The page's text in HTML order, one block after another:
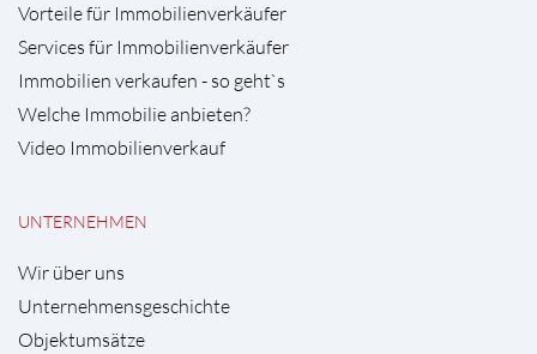
Vorteile für Immobilienverkäufer
Services für Immobilienverkäufer
Immobilien verkaufen - so geht`s
Welche Immobilie anbieten?
Video Immobilienverkauf
UNTERNEHMEN
Wir über uns
Unternehmensgeschichte
Objektumsätze